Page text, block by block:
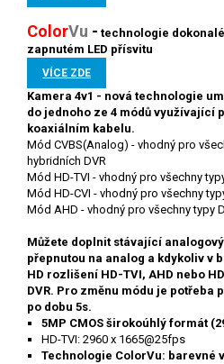
ColorVu - technologie
zapnutém LED přísvitu
VÍCE ZDE
Kamera 4v1 - nová technologie
do jednoho ze 4 módů využívající
koaxiálním kabelu.
Mód CVBS(Analog) - vhodný pro
hybridních DVR
Mód HD-TVI - vhodný pro všechny
Mód HD-CVI - vhodný pro všechny
Mód AHD - vhodný pro všechny typy
Můžete doplnit stávající
přepnutou na analog a kdykoliv v
HD rozlišení HD-TVI, AHD nebo
DVR. Pro změnu módu je potřeba
po dobu 5s.
5MP CMOS širokoúhlý formát
HD-TVI: 2960 x 1665@25fps
Technologie ColorVu: barevné